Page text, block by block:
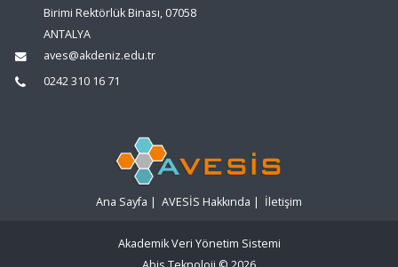
Birimi Rektörlük Binası, 07058
ANTALYA
aves@akdeniz.edu.tr
0242 310 16 71
Ana Sayfa | AVESİS Hakkında | İletişim
Akademik Veri Yönetim Sistemi